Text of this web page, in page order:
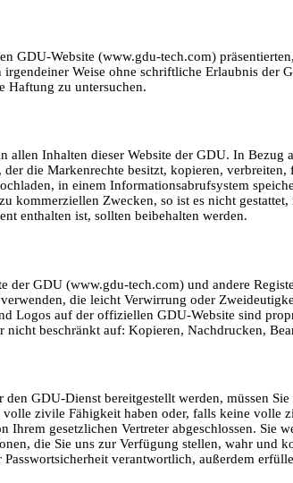
GDU-Website (www.gdu-tech.com)
Weise ohne schriftliche Erlaubnis der
Haftung zu untersuchen.
allen Inhalten dieser Website der GDU. In
die Markenrechte besitzt, kopieren,
in einem Informationsabrufsystem
kommerziellen Zwecken, so ist es nicht
enthalten ist, sollten beibehalten werden.
der GDU (www.gdu-tech.com) und andere
die leicht Verwirrung oder
Logos auf der offiziellen GDU-Website sind
beschränkt auf: Kopieren, Nachdrucken,
GDU-Dienst bereitgestellt werden, müssen
zivile Fähigkeit haben oder, falls keine volle
gesetzlichen Vertreter abgeschlossen. Sie
die Sie uns zur Verfügung stellen, wahr und
verantwortlich, außerdem